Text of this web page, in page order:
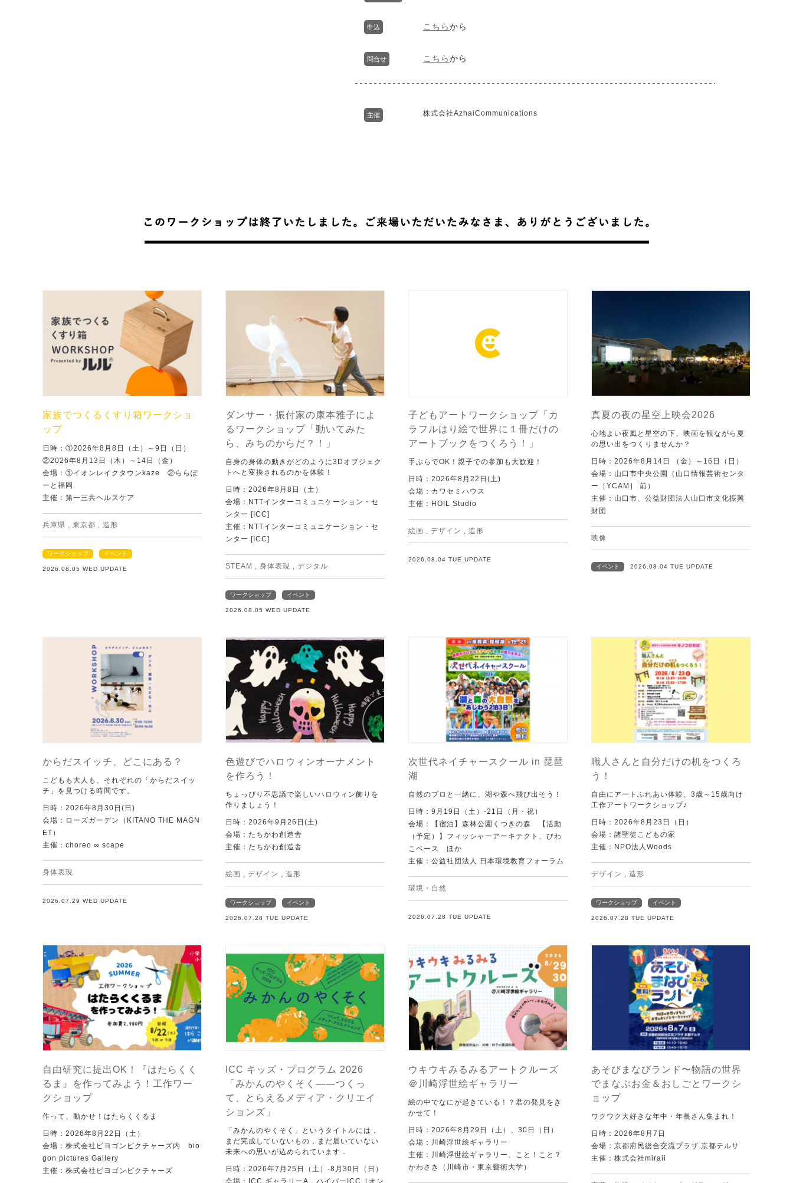
申込 こちらから
問合せ こちらから
主催 株式会社AzhaiCommunications
家族でつくるくすり箱ワークショ
ップ
日時：①2026年8月8日（土）～9日（日）
②2026年8月13日（木）～14日（金）
会場：①イオンレイクタウンkaze ②ららぽ
ーと福岡
主催：第一三共ヘルスケア
兵庫県 東京都 造形
ワークショップ イベント
2026.08.05 WED UPDATE
ダンサー・振付家の康本雅子によ
るワークショップ「動いてみた
ら、みちのからだ？！」
自身の身体の動きがどのように3Dオブジェク
トへと変換されるのかを体験！
日時：2026年8月8日（土）
会場：NTTインターコミュニケーション・セ
ンター [ICC]
主催：NTTインターコミュニケーション・セ
ンター [ICC]
STEAM 身体表現 デジタル
ワークショップ イベント
2026.08.05 WED UPDATE
子どもアートワークショップ「カ
ラフルはり絵で世界に１冊だけの
アートブックをつくろう！」
手ぶらでOK！親子での参加も大歓迎！
日時：2026年8月22日(土)
会場：カワセミハウス
主催：HOIL Studio
絵画 デザイン 造形
2026.08.04 TUE UPDATE
真夏の夜の星空上映会2026
心地よい夜風と星空の下、映画を観ながら夏
の思い出をつくりませんか？
日時：2026年8月14日 （金）～16日（日）
会場：山口市中央公園（山口情報芸術センタ
ー［YCAM］ 前）
主催：山口市、公益財団法人山口市文化振興
財団
映像
イベント 2026.08.04 TUE UPDATE
からだスイッチ、どこにある？
こどもも大人も、それぞれの「からだスイッ
チ」を見つける時間です。
日時：2026年8月30日(日)
会場：ローズガーデン（KITANO THE MAGN
ET）
主催：choreo ∞ scape
身体表現
2026.07.29 WED UPDATE
色遊びでハロウィンオーナメント
を作ろう！
ちょっぴり不思議で楽しいハロウィン飾りを
作りましょう！
日時：2026年9月26日(土)
会場：たちかわ創造舎
主催：たちかわ創造舎
絵画 デザイン 造形
ワークショップ イベント
2026.07.28 TUE UPDATE
次世代ネイチャースクール in 琵琶
湖
自然のプロと一緒に、湖や森へ飛び出そう！
日時：9月19日（土）-21日（月・祝）
会場：【宿泊】森林公園くつきの森 【活動
（予定）】フィッシャーアーキテクト、びわ
こベース ほか
主催：公益社団法人 日本環境教育フォーラム
環境・自然
2026.07.28 TUE UPDATE
職人さんと自分だけの机をつくろ
う！
自由にアートふれあい体験、3歳～15歳向け
工作アートワークショップ♪
日時：2026年8月23日（日）
会場：諸聖徒こどもの家
主催：NPO法人Woods
デザイン 造形
ワークショップ イベント
2026.07.28 TUE UPDATE
自由研究に提出OK！『はたらくく
るま』を作ってみよう！工作ワー
クショップ
作って、動かせ！はたらくくるま
日時：2026年8月22日（土）
会場：株式会社ビヨゴンピクチャーズ内 bio
gon pictures Gallery
主催：株式会社ビヨゴンピクチャーズ
ICC キッズ・プログラム 2026
「みかんのやくそく——つくっ
て、とらえるメディア・クリエイ
ションズ」
「みかんのやくそく」というタイトルには，
まだ完成していないもの，まだ届いていない
未来への思いが込められています．
日時：2026年7月25日（土）-8月30日（日）
会場：ICC ギャラリーA，ハイパーICC（オン
ウキウキみるみるアートクルーズ
＠川崎浮世絵ギャラリー
絵の中でなにが起きている！？君の発見をき
かせて！
日時：2026年8月29日（土）、30日（日）
会場：川崎浮世絵ギャラリー
主催：川崎浮世絵ギャラリー、こと！こと？
かわさき（川崎市・東京藝術大学）
あそびまなびランド〜物語の世界
でまなぶお金＆おしごとワークシ
ョップ
ワクワク大好きな年中・年長さん集まれ！
日時：2026年8月7日
会場：京都府民総合交流プラザ 京都テルサ
主催：株式会社miraii